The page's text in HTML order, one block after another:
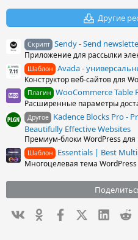
з
Другие
Скрипт Sendy - Send
Приложение для рассылки
Шаблон Avada -
Конструктор веб-сайтов для
Плагин WooCommerce Table
Расширенные параметры
Другое Kadence Blocks Pro -
Beautifully Effective Websites
Премиум-блоки WordPress
Шаблон Essentials | Best
Многоцелевая тема WordPress
ВконтактеОдноклассники
FacebookX (Twitter)